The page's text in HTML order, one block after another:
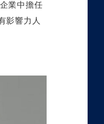
業中擔任
影響力人